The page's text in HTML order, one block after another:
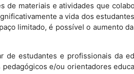
de materiais e atividades que
a vida dos
limitado, é possível o aumento
estudantes e profissionais da
e/ou orientadores